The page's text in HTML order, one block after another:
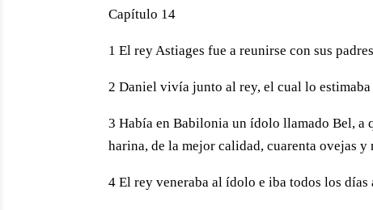
Capítulo 14
1 El rey Astiages fue a reunirse con sus
2 Daniel vivía junto al rey, el cual lo
3 Había en Babilonia un ídolo llamado Bel, a
harina, de la mejor calidad, cuarenta ovejas
4 El rey veneraba al ídolo e iba todos los